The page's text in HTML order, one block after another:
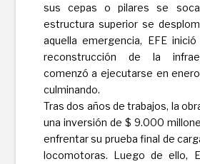
sus cepas o pilares se
estructura superior se
aquella emergencia, EFE
reconstrucción de la
comenzó a ejecutarse en
culminando.
Tras dos años de trabajos, la
una inversión de $ 9.000
enfrentar su prueba final de
locomotoras. Luego de ello,